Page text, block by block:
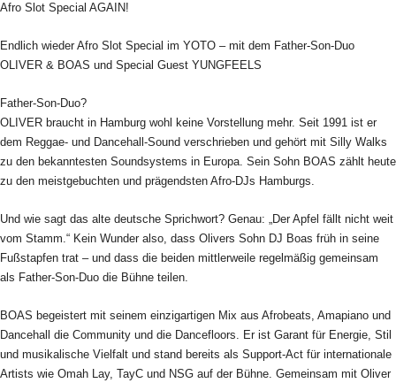
Afro Slot Special AGAIN!
Endlich wieder Afro Slot Special im YOTO – mit dem Father-Son-Duo
OLIVER & BOAS und Special Guest YUNGFEELS
Father-Son-Duo?
OLIVER braucht in Hamburg wohl keine Vorstellung mehr. Seit 1991 ist er
dem Reggae- und Dancehall-Sound verschrieben und gehört mit Silly Walks
zu den bekanntesten Soundsystems in Europa. Sein Sohn BOAS zählt heute
zu den meistgebuchten und prägendsten Afro-DJs Hamburgs.
Und wie sagt das alte deutsche Sprichwort? Genau: „Der Apfel fällt nicht weit
vom Stamm.“ Kein Wunder also, dass Olivers Sohn DJ Boas früh in seine
Fußstapfen trat – und dass die beiden mittlerweile regelmäßig gemeinsam
als Father-Son-Duo die Bühne teilen.
BOAS begeistert mit seinem einzigartigen Mix aus Afrobeats, Amapiano und
Dancehall die Community und die Dancefloors. Er ist Garant für Energie, Stil
und musikalische Vielfalt und stand bereits als Support-Act für internationale
Artists wie Omah Lay, TayC und NSG auf der Bühne. Gemeinsam mit Oliver